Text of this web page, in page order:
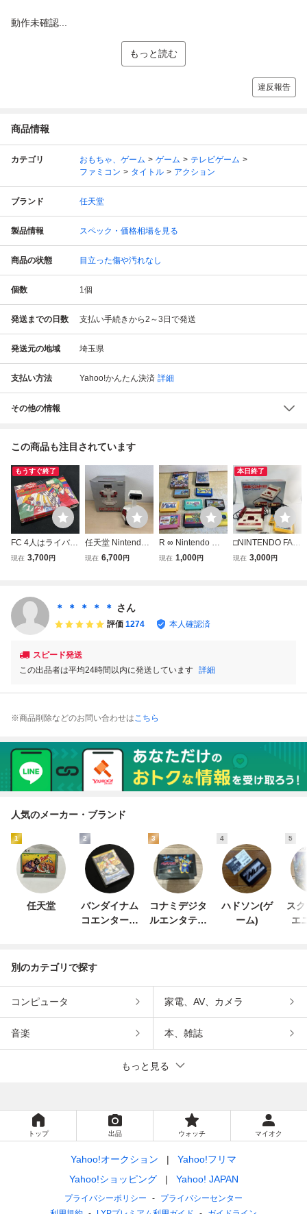
動作未確認...
もっと読む
違反報告
商品情報
カテゴリ おもちゃ、ゲーム ゲーム
テレビゲーム
ファミコン
タイトル アクション
ブランド 任天堂
製品情報 スペック・価格相場を見る
商品の状態 目立った傷や汚れなし
個数 1個
発送までの日数 支払い手続きから2～3日で発送
発送元の地域 埼玉県
支払い方法 Yahoo!かんたん決済 詳細
その他の情報
この商品も注目されています
もうすぐ終了
FC 4人はライバル
ファミリークイズ
(08068米
現在 3,700円
任天堂 Nintendo
ファミリーコンピ
ーム 当時物 箱付
現在 6,700円
R ∞ Nintendo 任
天堂 ファミコン
ロゲーム 10本
セット ②
現在 1,000円
本日終了
□NINTENDO FAMI
LY COMPUTER H
現在 3,000円
＊ ＊ ＊ ＊ ＊ さん
評価 1274 本人確認済
スピード発送
この出品者は平均24時間以内に発送しています 詳細
※商品削除などのお問い合わせはこちら
人気のメーカー・ブランド
1
任天堂
2
バンダイナム
コエンターテ
3
コナミデジタ
ルエンタテイ
4
ハドソン(ゲ
ーム)
5
ス
エ
別のカテゴリで探す
コンピュータ 家電、AV、カメラ
音楽 本、雑誌
もっと見る
トップ 出品 ウォッチ マイオク
Yahoo!オークション
Yahoo!フリマ
Yahoo!ショッピング
Yahoo! JAPAN
プライバシーポリシー
プライバシーセンター